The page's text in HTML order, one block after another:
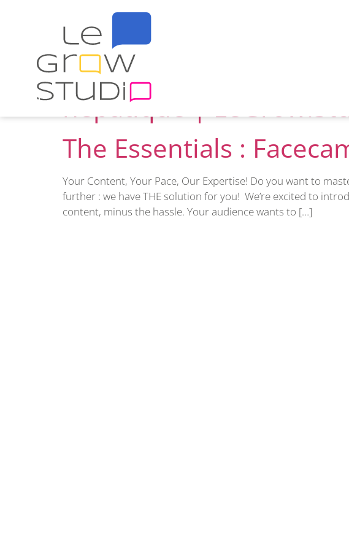
Auteur :
Iconic Voices : podcast
hépatique |
The Essentials :
Your Content, Your Pace, Our Expertise! Do you want to
further : we have THE solution for you! We’re excited to
content, minus the hassle. Your audience wants to […]